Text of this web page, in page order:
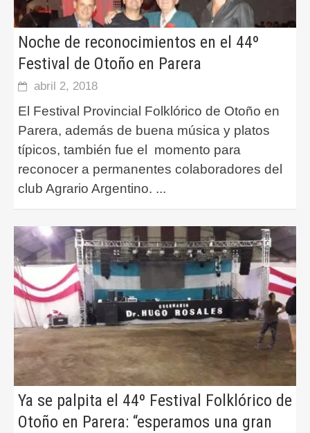
Noche de reconocimientos en el 44º
Festival de Otoño en Parera
abril 2, 2018
El Festival Provincial Folklórico de Otoño en
Parera, además de buena música y platos
típicos, también fue el momento para
reconocer a permanentes colaboradores del
club Agrario Argentino. ...
Ya se palpita el 44º Festival Folklórico de
Otoño en Parera: “esperamos una gran